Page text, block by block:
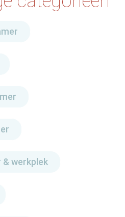
werkplek